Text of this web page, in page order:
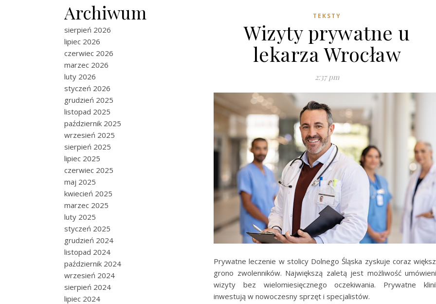
Archiwum
sierpień 2026
lipiec 2026
czerwiec 2026
marzec 2026
luty 2026
styczeń 2026
grudzień 2025
listopad 2025
październik 2025
wrzesień 2025
sierpień 2025
lipiec 2025
czerwiec 2025
maj 2025
kwiecień 2025
marzec 2025
luty 2025
styczeń 2025
grudzień 2024
listopad 2024
październik 2024
wrzesień 2024
sierpień 2024
lipiec 2024
TEKSTY
Wizyty prywatne u
lekarza Wrocław
2:37 pm
Prywatne leczenie w stolicy Dolnego Śląska zyskuje coraz
grono zwolenników. Największą zaletą jest możliwość
wizyty bez wielomiesięcznego oczekiwania. Prywatne
inwestują w nowoczesny sprzęt i specjalistów.